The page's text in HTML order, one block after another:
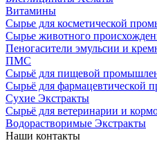
Витамины
Сырье для косметической
Сырье животного
Пеногасители эмульсии и
ПМС
Сырьё для пищевой
Сырьё для фармацевтической
Сухие Экстракты
Сырьё для ветеринарии и
Водорастворимые Экстракты
Наши контакты